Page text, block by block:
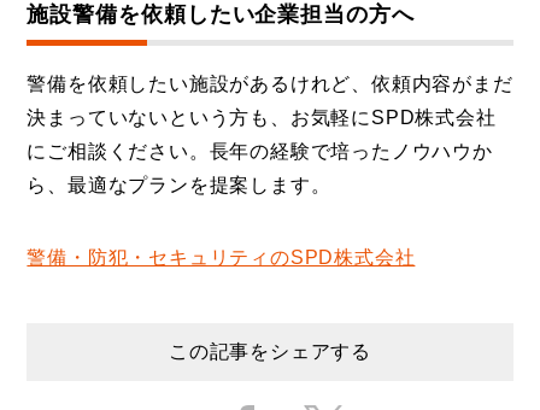
施設警備を依頼したい企業担当の方へ
警備を依頼したい施設があるけれど、依頼内容がまだ
決まっていないという方も、お気軽にSPD株式会社
にご相談ください。長年の経験で培ったノウハウか
ら、最適なプランを提案します。
警備・防犯・セキュリティのSPD株式会社
この記事をシェアする